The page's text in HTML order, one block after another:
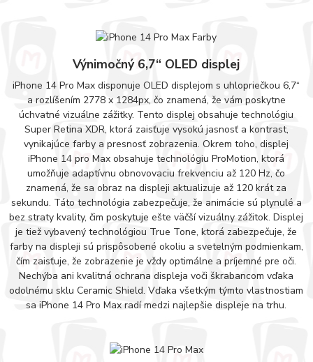
Výnimočný 6,7“ OLED displej
iPhone 14 Pro Max disponuje OLED displejom s uhlopriečkou 6,7“
a rozlíšením 2778 x 1284px, čo znamená, že vám poskytne
úchvatné vizuálne zážitky. Tento displej obsahuje technológiu
Super Retina XDR, ktorá zaisťuje vysokú jasnosť a kontrast,
vynikajúce farby a presnosť zobrazenia. Okrem toho, displej
iPhone 14 pro Max obsahuje technológiu ProMotion, ktorá
umožňuje adaptívnu obnovovaciu frekvenciu až 120 Hz, čo
znamená, že sa obraz na displeji aktualizuje až 120 krát za
sekundu. Táto technológia zabezpečuje, že animácie sú plynulé a
bez straty kvality, čim poskytuje ešte väčší vizuálny zážitok. Displej
je tiež vybavený technológiou True Tone, ktorá zabezpečuje, že
farby na displeji sú prispôsobené okoliu a svetelným podmienkam,
čím zaisťuje, že zobrazenie je vždy optimálne a príjemné pre oči.
Nechýba ani kvalitná ochrana displeja voči škrabancom vďaka
odolnému sklu Ceramic Shield. Vďaka všetkým týmto vlastnostiam
sa iPhone 14 Pro Max radí medzi najlepšie displeje na trhu.